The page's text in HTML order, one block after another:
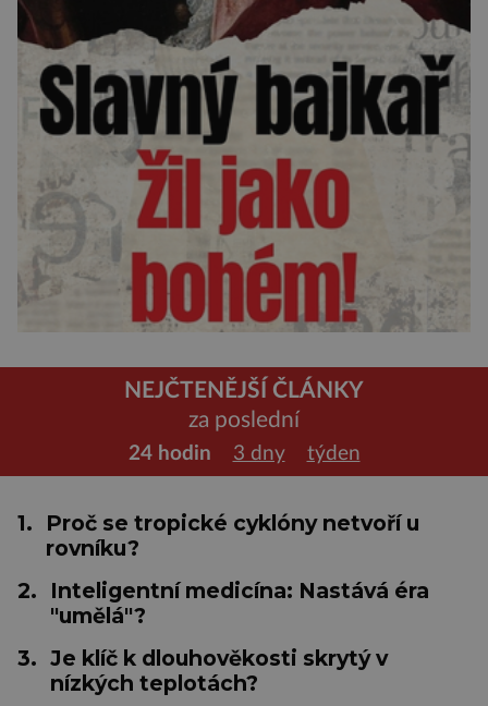
NEJČTENĚJŠÍ ČLÁNKY
za poslední
24 hodin 3 dny týden
1.
Proč se tropické cyklóny netvoří u
rovníku?
2.
Inteligentní medicína: Nastává éra
"umělá"?
3. Je klíč k dlouhověkosti skrytý v
nízkých teplotách?